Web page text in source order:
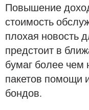
Повышение
стоимость
плохая новость
предстоит в
бумаг более чем
пакетов помощи
бондов.